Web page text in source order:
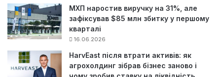
МХП наростив виручку на 31%, але
зафіксував $85 млн збитку у першому
кварталі
16.06.2026
HarvEast після втрати активів: як
агрохолдинг зібрав бізнес заново і